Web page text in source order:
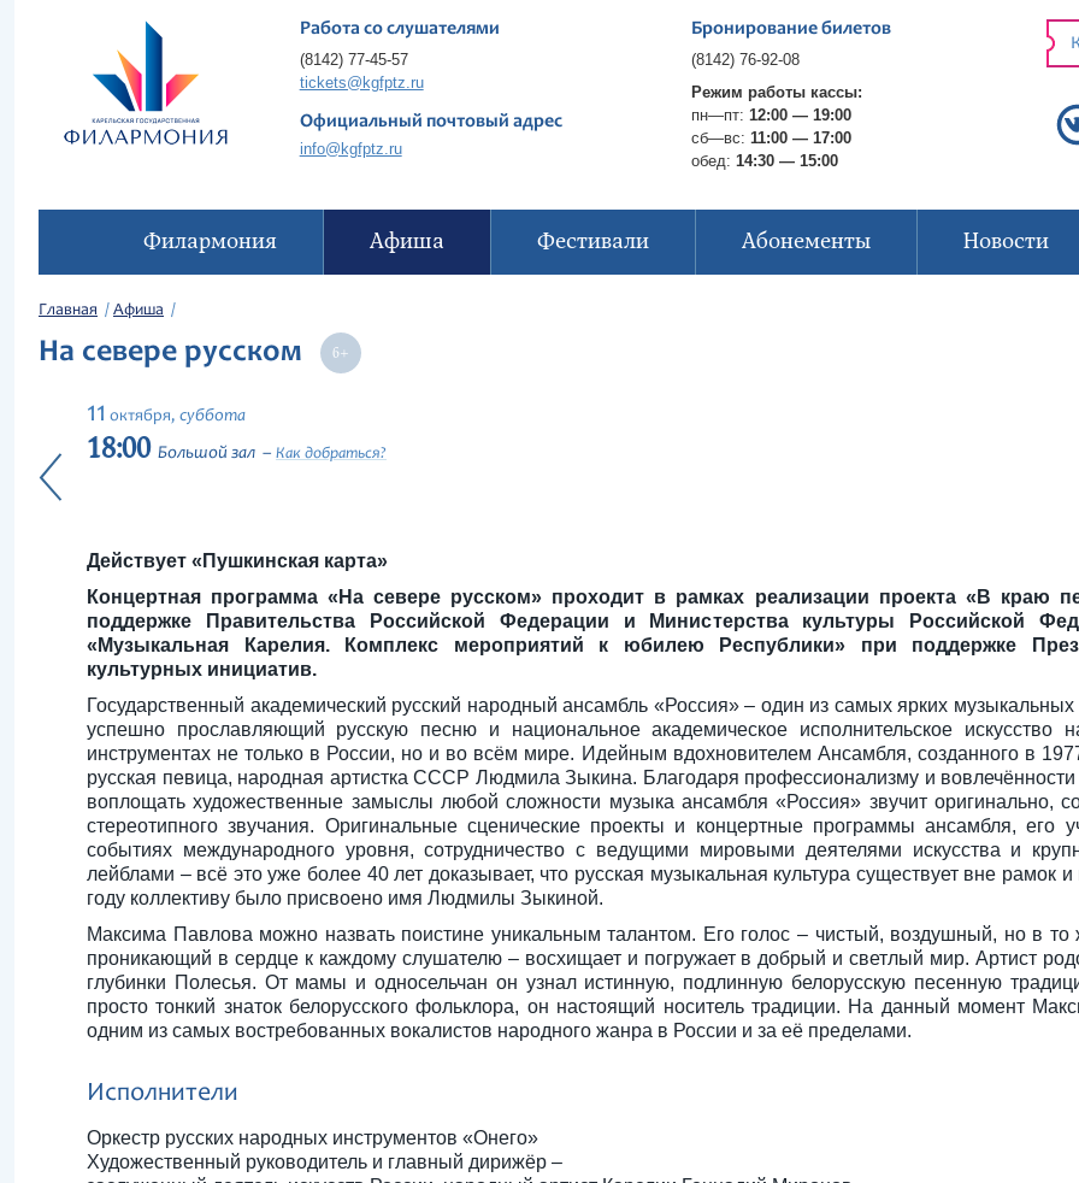
Работа со слушателями
(8142) 77-45-57
tickets@kgfptz.ru
Официальный почтовый адрес
info@kgfptz.ru
Бронирование билетов
(8142) 76-92-08
Режим работы кассы:
пн—пт: 12:00 — 19:00
сб—вс: 11:00 — 17:00
обед: 14:30 — 15:00
Филармония Афиша Фестивали Абонементы Новости
Главная Афиша
На севере русском
11 октября, суббота
18:00 Большой зал Как добраться?
Действует «Пушкинская карта»
Концертная программа «На севере русском» проходит в рамках реализации проекта «В краю
поддержке Правительства Российской Федерации и Министерства культуры Российской
«Музыкальная Карелия. Комплекс мероприятий к юбилею Республики» при поддержке
культурных инициатив.
Государственный академический русский народный ансамбль «Россия» – один из самых ярких музыкальных
успешно прославляющий русскую песню и национальное академическое исполнительское искусство
инструментах не только в России, но и во всём мире. Идейным вдохновителем Ансамбля, созданного в
русская певица, народная артистка СССР Людмила Зыкина. Благодаря профессионализму и
воплощать художественные замыслы любой сложности музыка ансамбля «Россия» звучит оригинально,
стереотипного звучания. Оригинальные сценические проекты и концертные программы ансамбля, его
событиях международного уровня, сотрудничество с ведущими мировыми деятелями искусства и
лейблами – всё это уже более 40 лет доказывает, что русская музыкальная культура существует вне рамок
году коллективу было присвоено имя Людмилы Зыкиной.
Максима Павлова можно назвать поистине уникальным талантом. Его голос – чистый, воздушный, но в то
проникающий в сердце к каждому слушателю – восхищает и погружает в добрый и светлый мир. Артист
глубинки Полесья. От мамы и односельчан он узнал истинную, подлинную белорусскую песенную
просто тонкий знаток белорусского фольклора, он настоящий носитель традиции. На данный момент
одним из самых востребованных вокалистов народного жанра в России и за её пределами.
Исполнители
Оркестр русских народных инструментов «Онего»
Художественный руководитель и главный дирижёр –